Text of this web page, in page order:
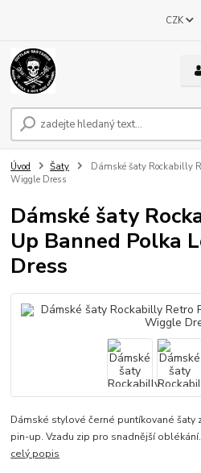
CZK
Úvod Šaty
Dámské šaty Rockabilly
Wiggle Dress
Dámské šaty
Up Banned Polka
Dress
Dámské stylové černé puntíkované šaty
pin-up. Vzadu zip pro snadnější
celý popis